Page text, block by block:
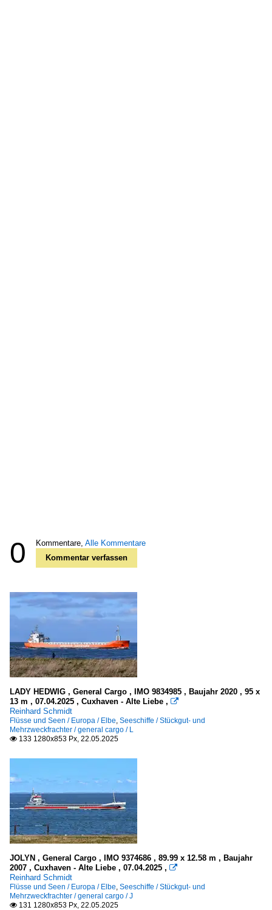
0 Kommentare, Alle Kommentare
Kommentar verfassen
LADY HEDWIG , General Cargo , IMO 9834985 , Baujahr 2020 , 95 x
13 m , 07.04.2025 , Cuxhaven - Alte Liebe , 
Reinhard Schmidt
Flüsse und Seen / Europa / Elbe, Seeschiffe / Stückgut- und
Mehrzweckfrachter / general cargo / L
 133 1280x853 Px, 22.05.2025
JOLYN , General Cargo , IMO 9374686 , 89.99 x 12.58 m , Baujahr
2007 , Cuxhaven - Alte Liebe , 07.04.2025 , 
Reinhard Schmidt
Flüsse und Seen / Europa / Elbe, Seeschiffe / Stückgut- und
Mehrzweckfrachter / general cargo / J
 131 1280x853 Px, 22.05.2025